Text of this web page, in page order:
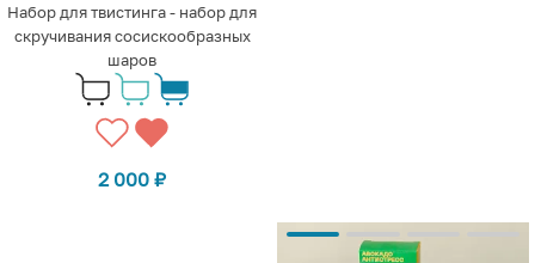
Набор для твистинга - набор для
скручивания сосискообразных
шаров
2 000 ₽